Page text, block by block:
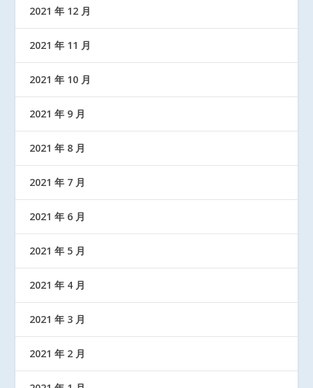
2021 年 12 月
2021 年 11 月
2021 年 10 月
2021 年 9 月
2021 年 8 月
2021 年 7 月
2021 年 6 月
2021 年 5 月
2021 年 4 月
2021 年 3 月
2021 年 2 月